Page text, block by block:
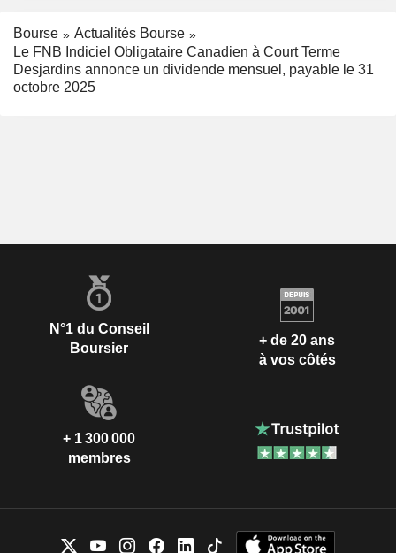
Bourse
Actualités Bourse
Le FNB Indiciel Obligataire Canadien à Court Terme
Desjardins annonce un dividende mensuel, payable le 31
octobre 2025
N°1 du Conseil
Boursier
+ de 20 ans
à vos côtés
+ 1 300 000
membres